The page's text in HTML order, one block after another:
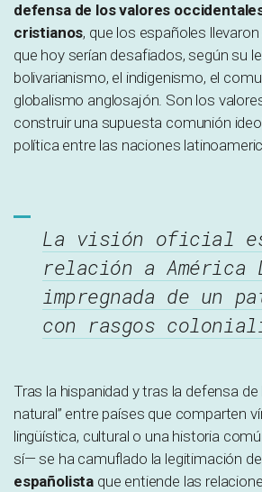
defensa de los valores
cristianos, que los españoles
que hoy serían desafiados, según su
bolivarianismo, el indigenismo, el
globalismo anglosajón. Son los
construir una supuesta comunión
política entre las naciones
La visión oficial
relación a América
impregnada de un
con rasgos
Tras la hispanidad y tras la defensa de
natural” entre países que comparten
lingüística, cultural o una historia
sí— se ha camuflado la legitimación
españolista que entiende las